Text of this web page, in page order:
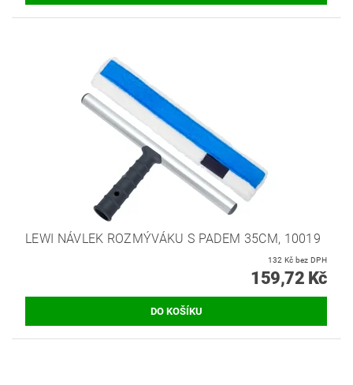
LEWI NÁVLEK ROZMÝVÁKU S PADEM 35CM, 10019
132 Kč bez DPH
159,72 Kč